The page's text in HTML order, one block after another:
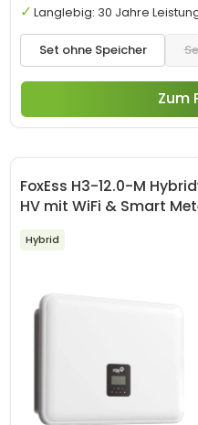
Set ohne Speicher
Langlebig: 30 Jahre
Zum
FoxEss H3-12.0-M
HV mit WiFi & Smart
Hybrid